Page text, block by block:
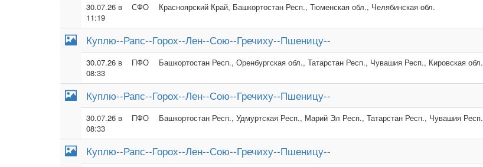
30.07.26 в
11:19
СФО Красноярский Край, Башкортостан Респ., Тюменская обл., Челябинская обл.
Куплю--Рапс--Горох--Лен--Сою--Гречиху--Пшеницу--
30.07.26 в
08:33
ПФО Башкортостан Респ., Оренбургская обл., Татарстан Респ., Чувашия Респ., Кировская обл.
Куплю--Рапс--Горох--Лен--Сою--Гречиху--Пшеницу--
30.07.26 в
08:33
ПФО Башкортостан Респ., Удмуртская Респ., Марий Эл Респ., Татарстан Респ., Чувашия Респ.
Куплю--Рапс--Горох--Лен--Сою--Гречиху--Пшеницу--